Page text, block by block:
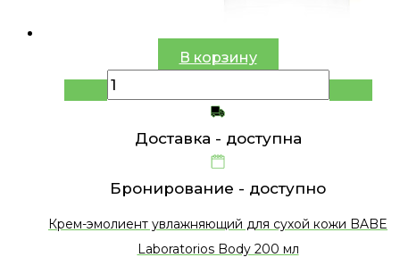
В корзину
Доставка - доступна
Бронирование - доступно
Крем-эмолиент увлажняющий для сухой кожи BABE
Laboratorios Body 200 мл